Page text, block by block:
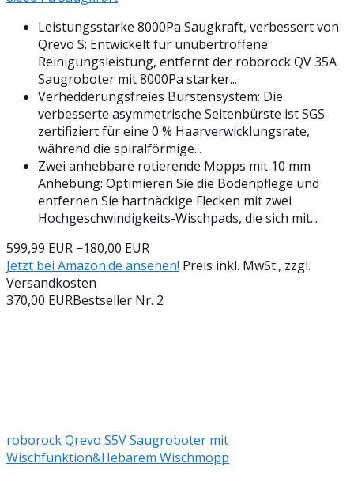
Leistungsstarke 8000Pa Saugkraft, verbessert von
Qrevo S: Entwickelt für unübertroffene
Reinigungsleistung, entfernt der roborock QV 35A
Saugroboter mit 8000Pa starker...
Verhedderungsfreies Bürstensystem: Die
verbesserte asymmetrische Seitenbürste ist SGS-
zertifiziert für eine 0 % Haarverwicklungsrate,
während die spiralförmige...
Zwei anhebbare rotierende Mopps mit 10 mm
Anhebung: Optimieren Sie die Bodenpflege und
entfernen Sie hartnäckige Flecken mit zwei
Hochgeschwindigkeits-Wischpads, die sich mit...
599,99 EUR −180,00 EUR
Jetzt bei Amazon.de ansehen! Preis inkl. MwSt., zzgl.
Versandkosten
370,00 EURBestseller Nr. 2
roborock Qrevo S5V Saugroboter mit
Wischfunktion&Hebarem Wischmopp